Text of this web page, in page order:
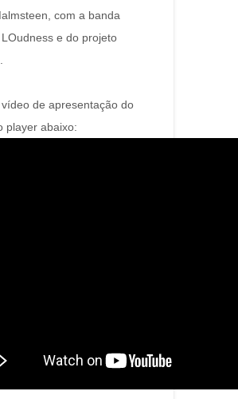
com a banda
e do projeto
de apresentação do
player abaixo: